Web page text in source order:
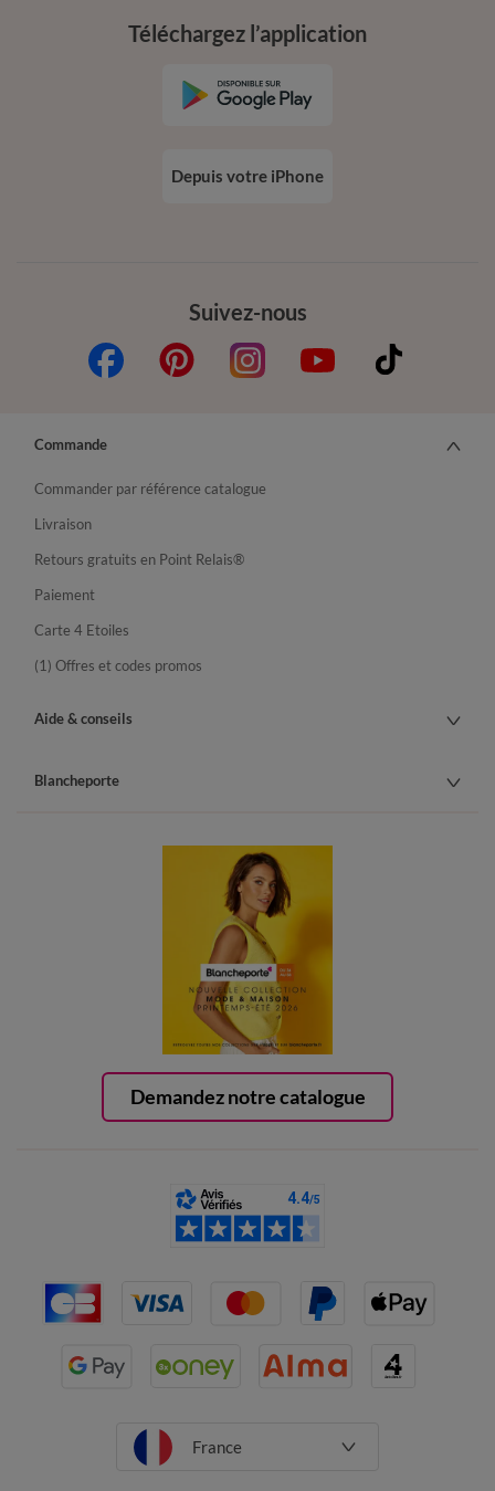
Suivez-nous
Téléchargez l’application
Depuis votre iPhone
Demandez notre catalogue
Commande
Commander par référence catalogue
Livraison
Retours gratuits en Point Relais®
Paiement
Carte 4 Etoiles
(1) Offres et codes promos
Aide & conseils
Blancheporte
France